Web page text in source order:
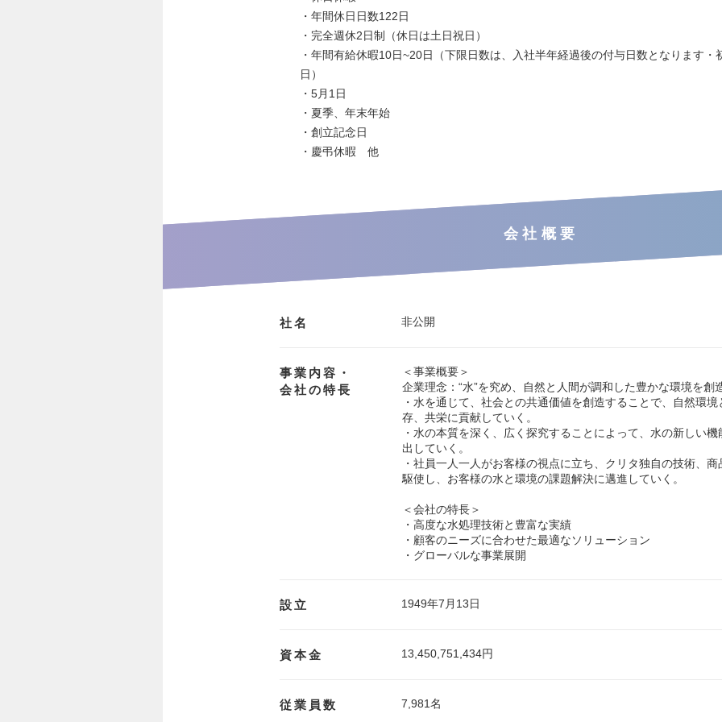
・年間休日日数122日
・完全週休2日制（休日は土日祝日）
・年間有給休暇10日~20日（下限日数は、入社半年経過後の付与日数となります・
日）
・5月1日
・夏季、年末年始
・創立記念日
・慶弔休暇 他
会社概要
社名 非公開
事業内容・
会社の特長
＜事業概要＞
企業理念：“水”を究め、自然と人間が調和した豊かな環境を創
・水を通じて、社会との共通価値を創造することで、自然環
存、共栄に貢献していく。
・水の本質を深く、広く探究することによって、水の新しい
出していく。
・社員一人一人がお客様の視点に立ち、クリタ独自の技術、
駆使し、お客様の水と環境の課題解決に邁進していく。
＜会社の特長＞
・高度な水処理技術と豊富な実績
・顧客のニーズに合わせた最適なソリューション
・グローバルな事業展開
設立 1949年7月13日
資本金 13,450,751,434円
従業員数 7,981名